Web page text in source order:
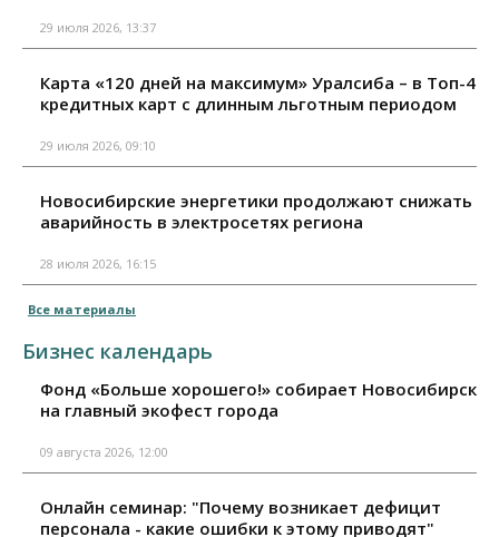
29 июля 2026, 13:37
Карта «120 дней на максимум» Уралсиба – в Топ-4
кредитных карт с длинным льготным периодом
29 июля 2026, 09:10
Новосибирские энергетики продолжают снижать
аварийность в электросетях региона
28 июля 2026, 16:15
Все материалы
Бизнес календарь
Фонд «Больше хорошего!» собирает Новосибирск
на главный экофест города
09 августа 2026, 12:00
Онлайн семинар: "Почему возникает дефицит
персонала - какие ошибки к этому приводят"